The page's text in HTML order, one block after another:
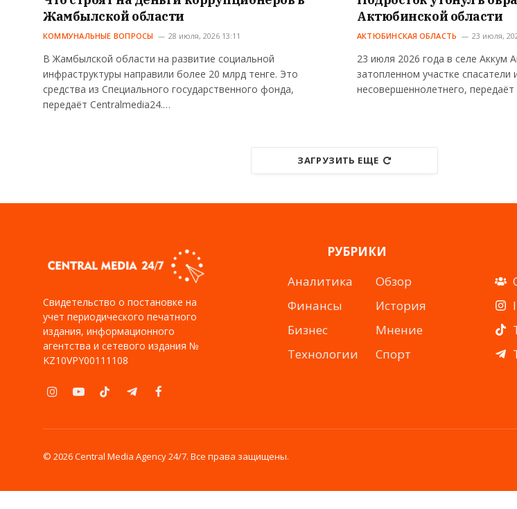
Жамбылской области
КОММУНАЛЬНЫЕ ВОПРОСЫ 28 июля, 2026 13:11
В Жамбылской области на развитие социальной
инфраструктуры направили более 20 млрд тенге. Это
средства из Специального государственного фонда,
передаёт Centralmedia24.…
Актюбинской области
АКТЮБИНСКАЯ ОБЛАСТЬ 23 июля,
23 июля 2026 года в селе Аккум
затопленном участке спасатели
несовершеннолетнего,
ЗАГРУЗИТЬ ЕЩЕ
Свидетельство о постановке на
учет периодического печатного
издания, информационного
агентства и сетевого издания №
KZ10VPY00111108
InstagramYouTubeTikTokTelegramFacebook
РУБРИКИ
Аналитика
Финансы
Бизнес
Технологии
Обзор
История
Мнение
Спорт
© 2026 Central Media Agency 24/7. Все права защищены.